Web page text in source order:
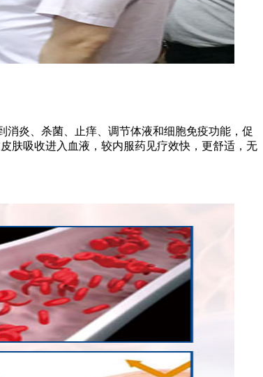
炎、杀菌、止痒、调节体液和细胞免疫功能，促
肤吸收进入血液，较内服药见疗效快，更舒适，无